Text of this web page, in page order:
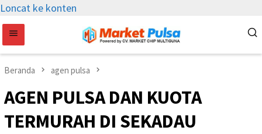
Loncat ke konten
Beranda agen pulsa
AGEN PULSA DAN KUOTA
TERMURAH DI SEKADAU